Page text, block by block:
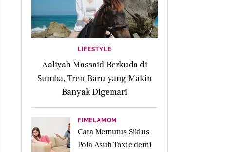
LIFESTYLE
Aaliyah Massaid Berkuda di
Sumba, Tren Baru yang Makin
Banyak Digemari
FIMELAMOM
Cara Memutus Siklus
Pola Asuh Toxic demi